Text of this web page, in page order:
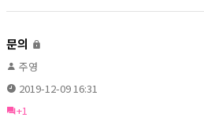
문의
주영
2019-12-09 16:31
+1